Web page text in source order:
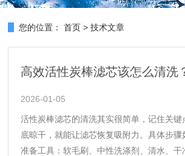
您的位置： 首页 >技术文章
高效活性炭棒滤芯该怎么清洗
2026-01-05
活性炭棒滤芯的清洗其实很简单，记住关键
底晾干‌，就能让滤芯恢复吸附力。具体步
准备‌工具‌：软毛刷、中性洗涤剂、清水、干